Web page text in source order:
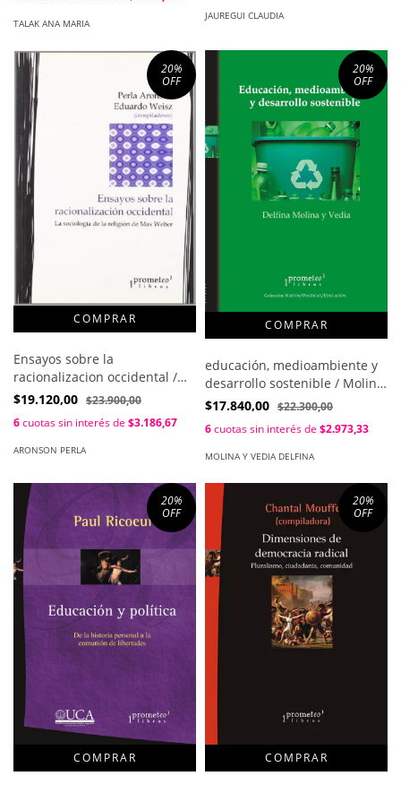
TALAK ANA MARIA
JAUREGUI CLAUDIA
20%
OFF
Ensayos sobre la
racionalizacion occidental /
Aronson Perla, Weisz Eduardo
$19.120,00 $23.900,00
6cuotas sin interés de $3.186,67
ARONSON PERLA
20%
OFF
educación, medioambiente y
desarrollo sostenible / Molina
Y Vedia Delfina
$17.840,00 $22.300,00
6cuotas sin interés de $2.973,33
MOLINA Y VEDIA DELFINA
20%
OFF
20%
OFF